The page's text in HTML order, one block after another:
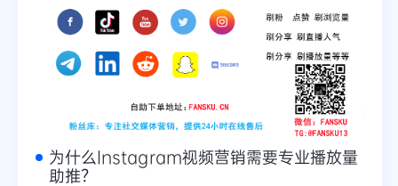
为什么Instagram视频营销需要专业播放量
助推？